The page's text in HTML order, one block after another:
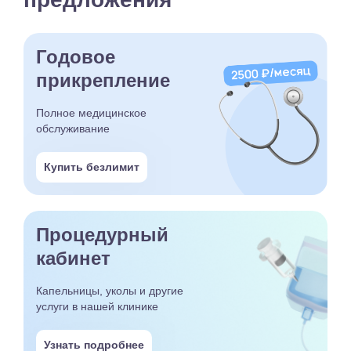
Годовое
прикрепление
Полное медицинское
обслуживание
Купить безлимит
Процедурный
кабинет
Капельницы, уколы и другие
услуги в нашей клинике
Узнать подробнее